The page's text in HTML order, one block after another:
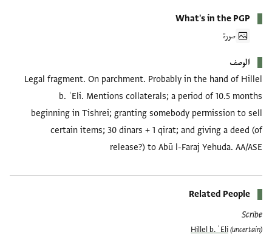
What's in the PGP
صورة
الوصف
Legal fragment. On parchment. Probably in the hand of Hillel
b. ʿEli. Mentions collaterals; a period of 10.5 months
beginning in Tishrei; granting somebody permission to sell
certain items; 30 dinars + 1 qirat; and giving a deed (of
release?) to Abū l-Faraj Yehuda. AA/ASE
Related People
Scribe
Hillel b. ʿEli (uncertain)